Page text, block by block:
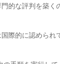
的な評判を築く
際的に認められ